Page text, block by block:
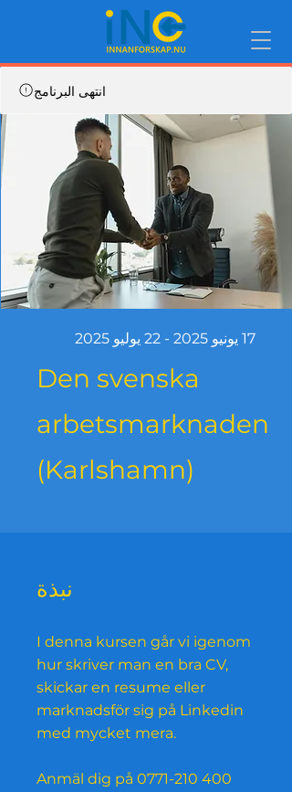
انتهى البرنامج
Den svenska
arbetsmarknaden
(Karlshamn)
17 يونيو 2025 - 22 يوليو 2025
نبذة
I denna kursen går vi igenom
hur skriver man en bra CV,
skickar en resume eller
marknadsför sig på Linkedin
med mycket mera.
Anmäl dig på 0771-210 400